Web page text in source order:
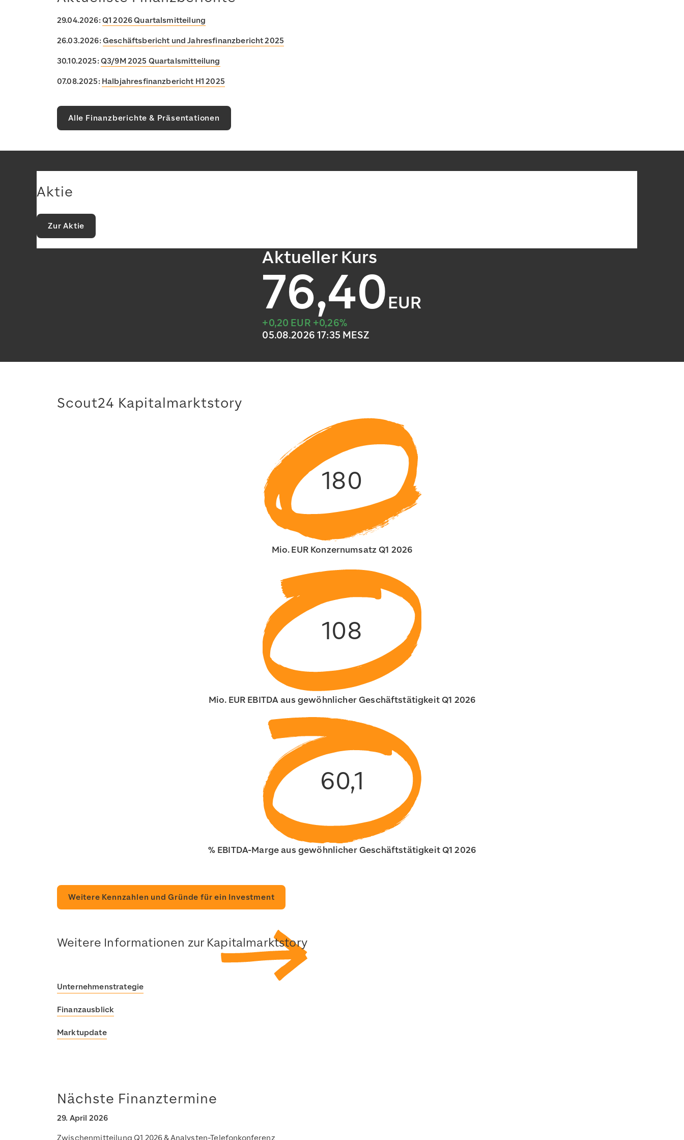
29.04.2026:Q1 2026 Quartalsmitteilung
26.03.2026:Geschäftsbericht und Jahresfinanzbericht 2025
30.10.2025:Q3/9M 2025 Quartalsmitteilung
07.08.2025: Halbjahresfinanzbericht H1 2025
Alle Finanzberichte & Präsentationen
Aktie
Zur Aktie
Aktueller Kurs
76,40EUR
+0,20 EUR +0,26%
05.08.2026 17:35 MESZ
Scout24 Kapitalmarktstory
180
Mio. EUR Konzernumsatz Q1 2026
108
Mio. EUR EBITDA aus gewöhnlicher Geschäftstätigkeit Q1 2026
60,1
% EBITDA-Marge aus gewöhnlicher Geschäftstätigkeit Q1 2026
Weitere Kennzahlen und Gründe für ein Investment
Weitere Informationen zur Kapitalmarktstory
Unternehmenstrategie
Finanzausblick
Marktupdate
Nächste Finanztermine
29. April 2026
Zwischenmitteilung Q1 2026 & Analysten-Telefonkonferenz